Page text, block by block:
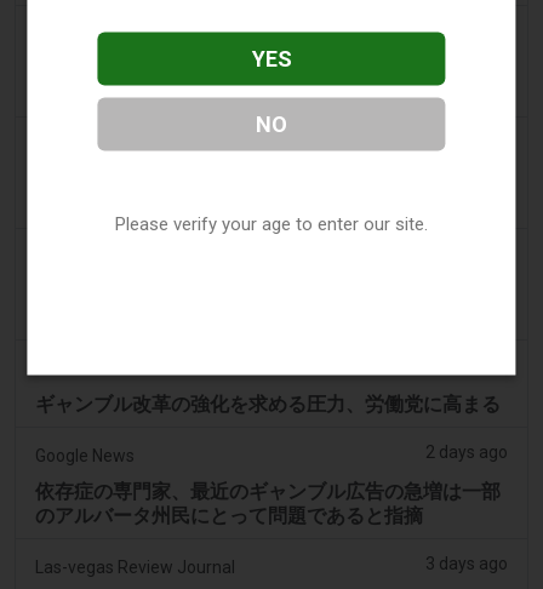
Eveningstandard 2 days ago
ラインでのギャンブルを検討する際に存在するさまざ
まな種類のインセンティブ
The Star 2 days ago
ギャンブル改革の強化を求める圧力、労働党に高まる
Google News 2 days ago
依存症の専門家、最近のギャンブル広告の急増は一部
のアルバータ州民にとって問題であると指摘
Las-vegas Review Journal 3 days ago
YES
NO
Please verify your age to enter our site.